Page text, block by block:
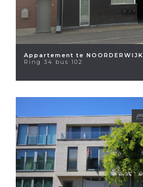
Appartement te NOORDERWIJK
Ring 34 bus 102